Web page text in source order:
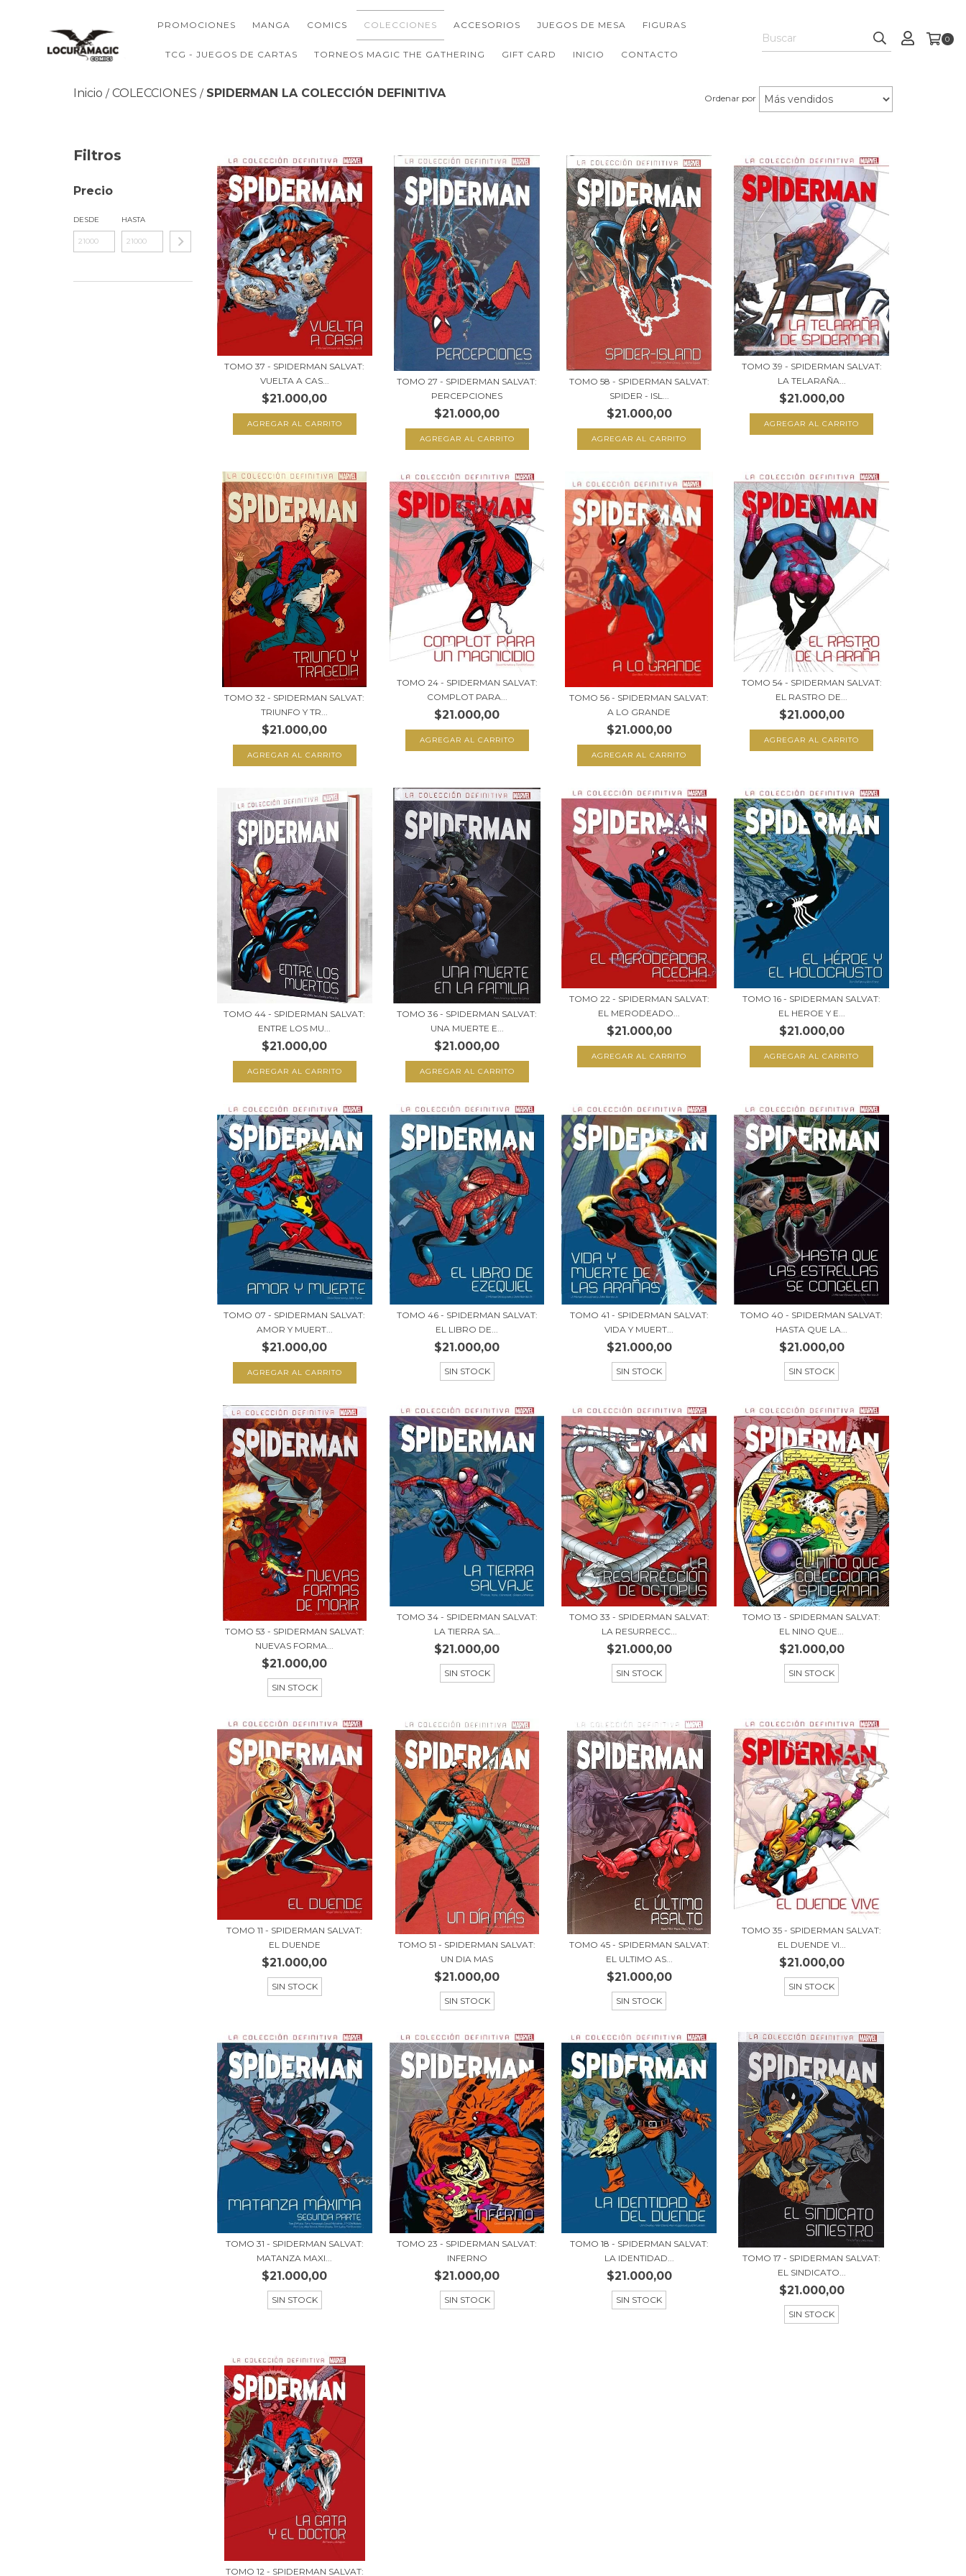
PROMOCIONES MANGA COMICS COLECCIONES ACCESORIOS JUEGOS DE MESA FIGURAS
TCG - JUEGOS DE CARTAS TORNEOS MAGIC THE GATHERING GIFT CARD INICIO CONTACTO
0
Inicio / COLECCIONES / SPIDERMAN LA COLECCIÓN DEFINITIVA Ordenar por
Filtros
Precio
DESDE HASTA
TOMO 37 - SPIDERMAN SALVAT:
VUELTA A CAS...
$21.000,00
TOMO 27 - SPIDERMAN SALVAT:
PERCEPCIONES
$21.000,00
TOMO 58 - SPIDERMAN SALVAT:
SPIDER - ISL...
$21.000,00
TOMO 39 - SPIDERMAN SALVAT:
LA TELARAÑA...
$21.000,00
TOMO 32 - SPIDERMAN SALVAT:
TRIUNFO Y TR...
$21.000,00
TOMO 24 - SPIDERMAN SALVAT:
COMPLOT PARA...
$21.000,00
TOMO 56 - SPIDERMAN SALVAT:
A LO GRANDE
$21.000,00
TOMO 54 - SPIDERMAN SALVAT:
EL RASTRO DE...
$21.000,00
TOMO 44 - SPIDERMAN SALVAT:
ENTRE LOS MU...
$21.000,00
TOMO 36 - SPIDERMAN SALVAT:
UNA MUERTE E...
$21.000,00
TOMO 22 - SPIDERMAN SALVAT:
EL MERODEADO...
$21.000,00
TOMO 16 - SPIDERMAN SALVAT:
EL HEROE Y E...
$21.000,00
TOMO 07 - SPIDERMAN SALVAT:
AMOR Y MUERT...
$21.000,00
TOMO 46 - SPIDERMAN SALVAT:
EL LIBRO DE...
$21.000,00
SIN STOCK
TOMO 41 - SPIDERMAN SALVAT:
VIDA Y MUERT...
$21.000,00
SIN STOCK
TOMO 40 - SPIDERMAN SALVAT:
HASTA QUE LA...
$21.000,00
SIN STOCK
TOMO 53 - SPIDERMAN SALVAT:
NUEVAS FORMA...
$21.000,00
SIN STOCK
TOMO 34 - SPIDERMAN SALVAT:
LA TIERRA SA...
$21.000,00
SIN STOCK
TOMO 33 - SPIDERMAN SALVAT:
LA RESURRECC...
$21.000,00
SIN STOCK
TOMO 13 - SPIDERMAN SALVAT:
EL NINO QUE...
$21.000,00
SIN STOCK
TOMO 11 - SPIDERMAN SALVAT:
EL DUENDE
$21.000,00
SIN STOCK
TOMO 51 - SPIDERMAN SALVAT:
UN DIA MAS
$21.000,00
SIN STOCK
TOMO 45 - SPIDERMAN SALVAT:
EL ULTIMO AS...
$21.000,00
SIN STOCK
TOMO 35 - SPIDERMAN SALVAT:
EL DUENDE VI...
$21.000,00
SIN STOCK
TOMO 31 - SPIDERMAN SALVAT:
MATANZA MAXI...
$21.000,00
SIN STOCK
TOMO 23 - SPIDERMAN SALVAT:
INFERNO
$21.000,00
SIN STOCK
TOMO 18 - SPIDERMAN SALVAT:
LA IDENTIDAD...
$21.000,00
SIN STOCK
TOMO 17 - SPIDERMAN SALVAT:
EL SINDICATO...
$21.000,00
SIN STOCK
TOMO 12 - SPIDERMAN SALVAT: